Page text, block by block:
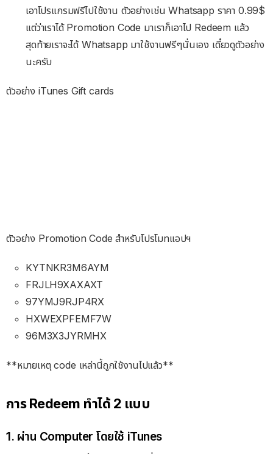
เอาโปรแกรมฟรีไปใช้งาน ตัวอย่างเช่น Whatsapp ราคา 0.99$
แต่ว่าเราได้ Promotion Code มาเราก็เอาไป Redeem แล้ว
สุดท้ายเราจะได้ Whatsapp มาใช้งานฟรีๆนั่นเอง เดี๋ยวดูตัวอย่าง
นะครับ
ตัวอย่าง iTunes Gift cards
ตัวอย่าง Promotion Code สำหรับโปรโมทแอปฯ
KYTNKR3M6AYM
FRJLH9XAXAXT
97YMJ9RJP4RX
HXWEXPFEMF7W
96M3X3JYRMHX
**หมายเหตุ code เหล่านี้ถูกใช้งานไปแล้ว**
การ Redeem ทำได้ 2 แบบ
1. ผ่าน Computer โดยใช้ iTunes